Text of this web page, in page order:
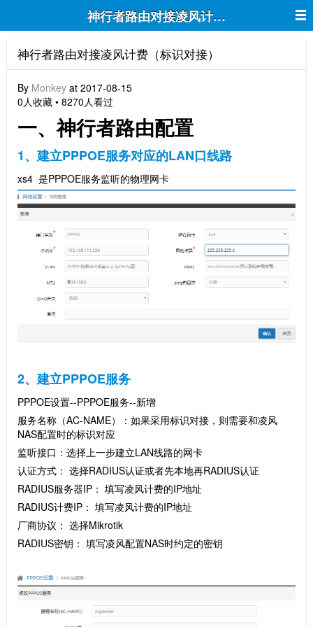
神行者路由对接凌风计费（标识对接）
神行者路由对接凌风计费（标识对接）
By Monkey at 2017-08-15
0人收藏 • 8270人看过
一、神行者路由配置
1、建立PPPOE服务对应的LAN口线路
xs4 是PPPOE服务监听的物理网卡
2、建立PPPOE服务
PPPOE设置--PPPOE服务--新增
服务名称（AC-NAME）：如果采用标识对接，则需要和凌风
NAS配置时的标识对应
监听接口：选择上一步建立LAN线路的网卡
认证方式： 选择RADIUS认证或者先本地再RADIUS认证
RADIUS服务器IP： 填写凌风计费的IP地址
RADIUS计费IP： 填写凌风计费的IP地址
厂商协议： 选择Mikrotik
RADIUS密钥： 填写凌风配置NAS时约定的密钥